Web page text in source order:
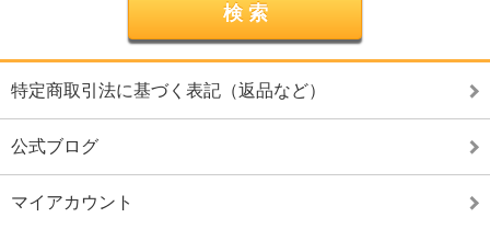
特定商取引法に基づく表記（返品など）
公式ブログ
マイアカウント